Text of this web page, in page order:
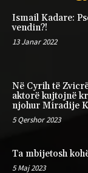
Ismail Kadare:
vendin?!
13 Janar 2022
Në Cyrih të
aktorë kujtojnë
njohur Miradije
5 Qershor 2023
Ta mbijetosh
5 Maj 2023